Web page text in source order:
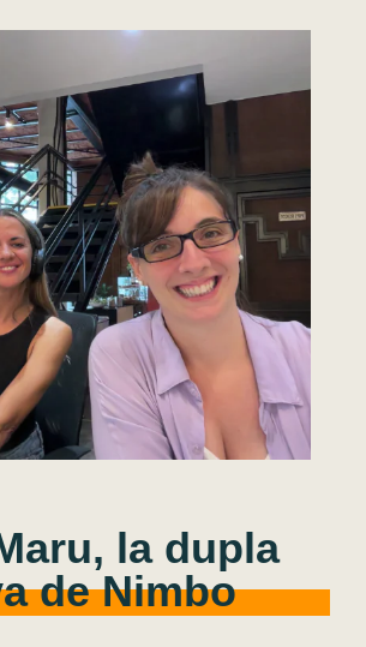
la dupla
de Nimbo